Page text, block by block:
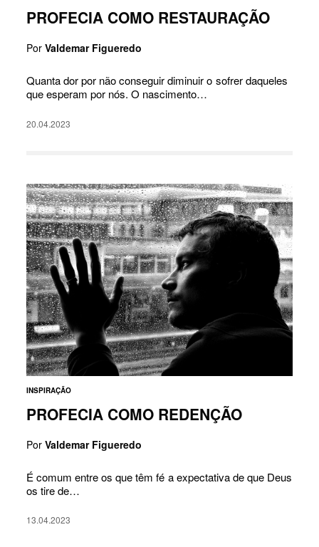
PROFECIA COMO RESTAURAÇÃO
PorValdemar Figueredo
Quanta dor por não conseguir diminuir o sofrer daqueles
que esperam por nós. O nascimento…
20.04.2023
INSPIRAÇÃO
PROFECIA COMO REDENÇÃO
PorValdemar Figueredo
É comum entre os que têm fé a expectativa de que Deus
os tire de…
13.04.2023